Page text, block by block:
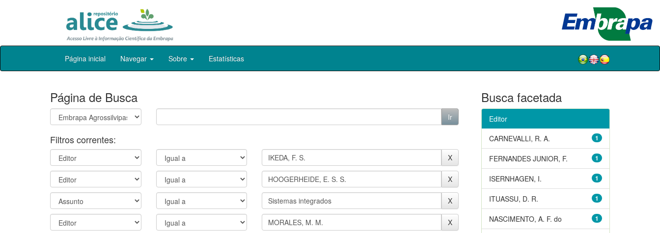
Skip
Página inicial Navegar Sobre Estatísticas
Página de Busca
Filtros correntes:
Busca facetada
Editor
1
CARNEVALLI, R. A.
1
FERNANDES JUNIOR, F.
1
ISERNHAGEN, I.
1
ITUASSU, D. R.
1
NASCIMENTO, A. F. do